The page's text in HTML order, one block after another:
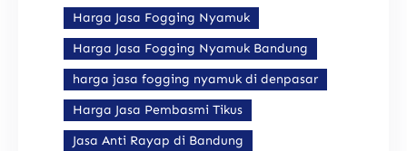
Harga Jasa Fogging Nyamuk
Harga Jasa Fogging Nyamuk Bandung
harga jasa fogging nyamuk di denpasar
Harga Jasa Pembasmi Tikus
Jasa Anti Rayap di Bandung